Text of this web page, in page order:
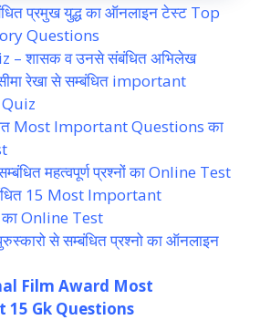
प्रमुख युद्ध का ऑनलाइन टेस्ट Top
Questions
– शासक व उनसे संबंधित अभिलेख
सीमा रेखा से सम्बंधित important
Most Important Questions का
महत्वपूर्ण प्रश्नों का Online Test
15 Most Important
Online Test
से सम्बंधित प्रश्नो का ऑनलाइन
Film Award Most
Gk Questions